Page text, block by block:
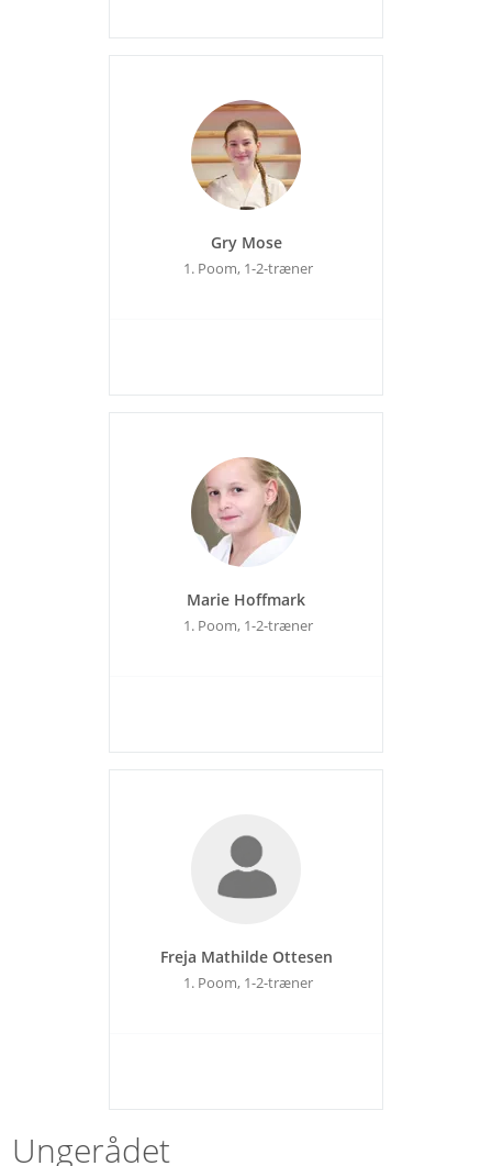
Gry Mose
1. Poom, 1-2-træner
Marie Hoffmark
1. Poom, 1-2-træner
Freja Mathilde Ottesen
1. Poom, 1-2-træner
Ungerådet